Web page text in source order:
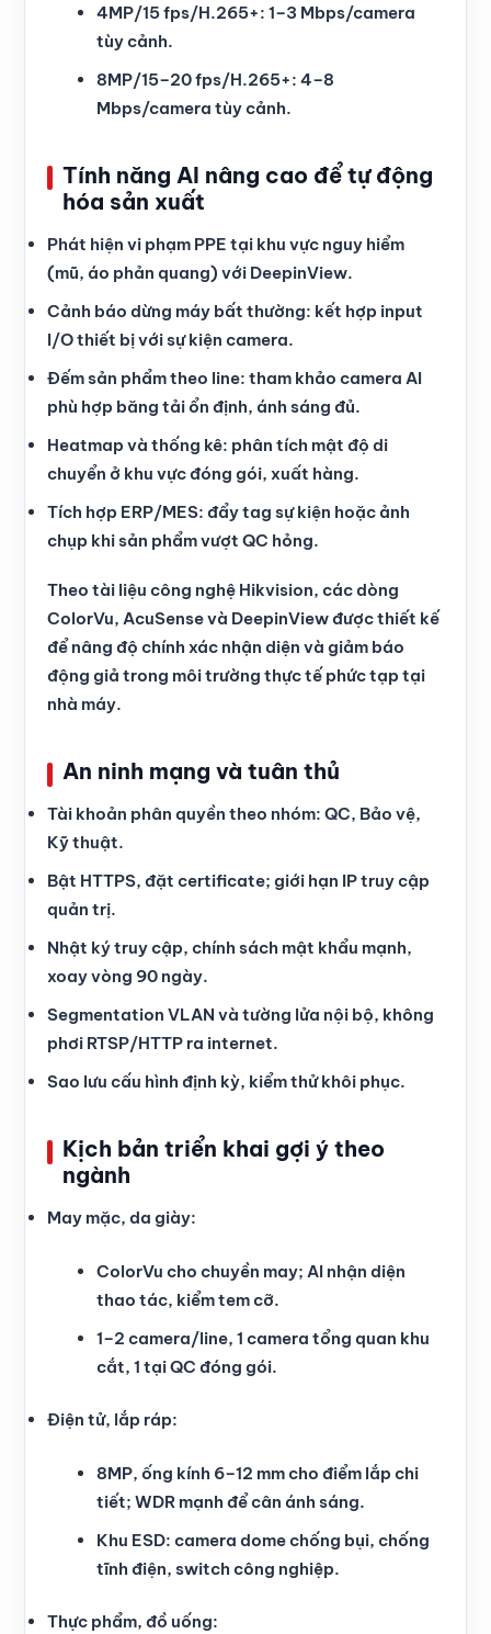
4MP/15 fps/H.265+: 1–3 Mbps/camera
tùy cảnh.
8MP/15–20 fps/H.265+: 4–8
Mbps/camera tùy cảnh.
Tính năng AI nâng cao để tự động
hóa sản xuất
Phát hiện vi phạm PPE tại khu vực nguy hiểm
(mũ, áo phản quang) với DeepinView.
Cảnh báo dừng máy bất thường: kết hợp input
I/O thiết bị với sự kiện camera.
Đếm sản phẩm theo line: tham khảo camera AI
phù hợp băng tải ổn định, ánh sáng đủ.
Heatmap và thống kê: phân tích mật độ di
chuyển ở khu vực đóng gói, xuất hàng.
Tích hợp ERP/MES: đẩy tag sự kiện hoặc ảnh
chụp khi sản phẩm vượt QC hỏng.
Theo tài liệu công nghệ Hikvision, các dòng
ColorVu, AcuSense và DeepinView được thiết kế
để nâng độ chính xác nhận diện và giảm báo
động giả trong môi trường thực tế phức tạp tại
nhà máy.
An ninh mạng và tuân thủ
Tài khoản phân quyền theo nhóm: QC, Bảo vệ,
Kỹ thuật.
Bật HTTPS, đặt certificate; giới hạn IP truy cập
quản trị.
Nhật ký truy cập, chính sách mật khẩu mạnh,
xoay vòng 90 ngày.
Segmentation VLAN và tường lửa nội bộ, không
phơi RTSP/HTTP ra internet.
Sao lưu cấu hình định kỳ, kiểm thử khôi phục.
Kịch bản triển khai gợi ý theo
ngành
May mặc, da giày:
ColorVu cho chuyền may; AI nhận diện
thao tác, kiểm tem cỡ.
1–2 camera/line, 1 camera tổng quan khu
cắt, 1 tại QC đóng gói.
Điện tử, lắp ráp:
8MP, ống kính 6–12 mm cho điểm lắp chi
tiết; WDR mạnh để cân ánh sáng.
Khu ESD: camera dome chống bụi, chống
tĩnh điện, switch công nghiệp.
Thực phẩm, đồ uống: